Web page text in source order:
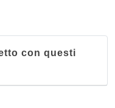
con questi